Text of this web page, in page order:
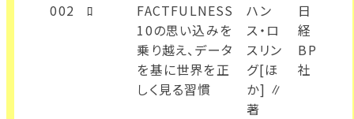
002 ﾛ
FACTFULNESS
10の思い込みを
乗り越え、データ
を基に世界を正
しく見る習慣
ハン
ス・ロ
スリン
グ[ほ
か] ∥
著
日
経
BP
社